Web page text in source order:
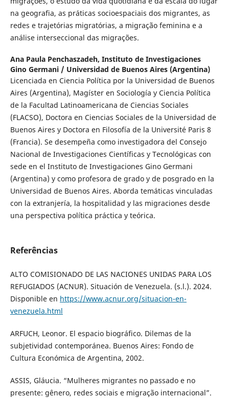
na geografia, as práticas socioespaciais dos migrantes, as
redes e trajetórias migratórias, a migração feminina e a
análise interseccional das migrações.
Ana Paula Penchaszadeh, Instituto de Investigaciones
Gino Germani / Universidad de Buenos Aires (Argentina)
Licenciada en Ciencia Política por la Universidad de Buenos
Aires (Argentina), Magíster en Sociología y Ciencia Política
de la Facultad Latinoamericana de Ciencias Sociales
(FLACSO), Doctora en Ciencias Sociales de la Universidad de
Buenos Aires y Doctora en Filosofía de la Université Paris 8
(Francia). Se desempeña como investigadora del Consejo
Nacional de Investigaciones Científicas y Tecnológicas con
sede en el Instituto de Investigaciones Gino Germani
(Argentina) y como profesora de grado y de posgrado en la
Universidad de Buenos Aires. Aborda temáticas vinculadas
con la extranjería, la hospitalidad y las migraciones desde
una perspectiva política práctica y teórica.
Referências
ALTO COMISIONADO DE LAS NACIONES UNIDAS PARA LOS
REFUGIADOS (ACNUR). Situación de Venezuela. (s.l.). 2024.
Disponible en https://www.acnur.org/situacion-en-
venezuela.html
ARFUCH, Leonor. El espacio biográfico. Dilemas de la
subjetividad contemporánea. Buenos Aires: Fondo de
Cultura Económica de Argentina, 2002.
ASSIS, Gláucia. “Mulheres migrantes no passado e no
presente: gênero, redes sociais e migração internacional”.